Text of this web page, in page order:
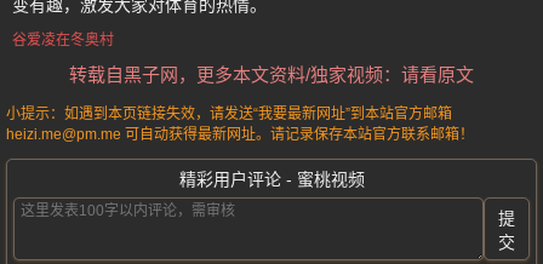
变有趣，激发大家对体育的热情。
谷爱凌在冬奥村
转载自黑子网，更多本文资料/独家视频：请看原文
小提示：如遇到本页链接失效，请发送“我要最新网址”到本站官方邮箱
heizi.me@pm.me 可自动获得最新网址。请记录保存本站官方联系邮箱！
精彩用户评论 - 蜜桃视频
提
交